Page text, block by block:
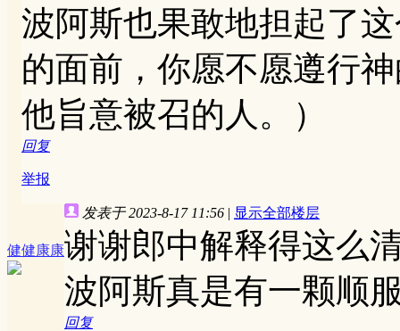
波阿斯也果敢地担起了
的面前，你愿不愿遵行
他旨意被召的人。）
回复
举报
健健康康
发表于 2023-8-17 11:56 | 显示全部楼层
谢谢郎中解释得这么
波阿斯真是有一颗顺
回复